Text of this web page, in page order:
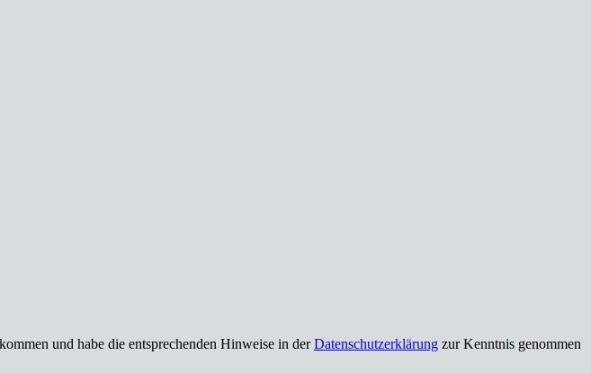
und habe die entsprechenden Hinweise in derDatenschutzerklärung zur Kenntnis genommen